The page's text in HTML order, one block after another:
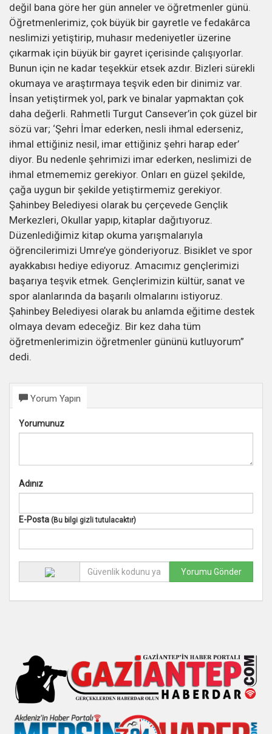
değil bana göre her gün anneler ve öğretmenler günü.
Öğretmenlerimiz, çok büyük bir gayretle ve fedakârca
neslimizi yetiştirip, muhasır medeniyetler üzerine
çıkarmak için büyük bir gayret içerisinde çalışıyorlar.
Bunun için ne kadar teşekkür etsek azdır. Bizleri sürekli
okumaya ve araştırmaya teşvik eden bir dinimiz var.
İnsan yetiştirmek yol, park ve binalar yapmaktan çok
daha değerli. Rahmetli Turgut Cansever’in çok güzel bir
sözü var; ‘Şehri İmar ederken, nesli ihmal ederseniz,
ihmal ettiğiniz nesil, imar ettiğiniz şehri harap eder’
diyor. Bu nedenle şehrimizi imar ederken, neslimizi de
ihmal etmememiz gerekiyor. Onları en güzel şekilde,
çağa uygun bir şekilde yetiştirmemiz gerekiyor.
Şahinbey Belediyesi olarak bu çerçevede Gençlik
Merkezleri, Okullar yapıp, kitaplar dağıtıyoruz.
Düzenlediğimiz kitap okuma yarışmalarıyla
öğrencilerimizi Umre’ye gönderiyoruz. Bisiklet ve spor
ayakkabısı hediye ediyoruz. Amacımız gençlerimizi
başarıya teşvik etmek. Gençlerimizin kültür, sanat ve
spor alanlarında da başarılı olmalarını istiyoruz.
Şahinbey Belediyesi olarak bu anlamda eğitime destek
olmaya devam edeceğiz. Bir kez daha tüm
öğretmenlerimizin öğretmenler gününü kutluyorum”
dedi.
Yorum Yapın
Yorumunuz
Adınız
E-Posta (Bu bilgi gizli tutulacaktır)